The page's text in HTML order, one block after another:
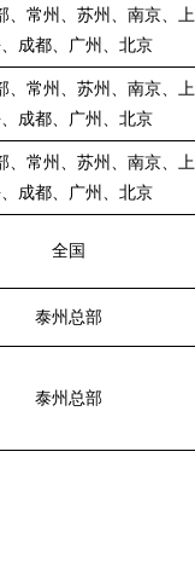
、常州、苏州、南京、上
成都、广州、北京
、常州、苏州、南京、上
成都、广州、北京
、常州、苏州、南京、上
成都、广州、北京
全国
泰州总部
泰州总部